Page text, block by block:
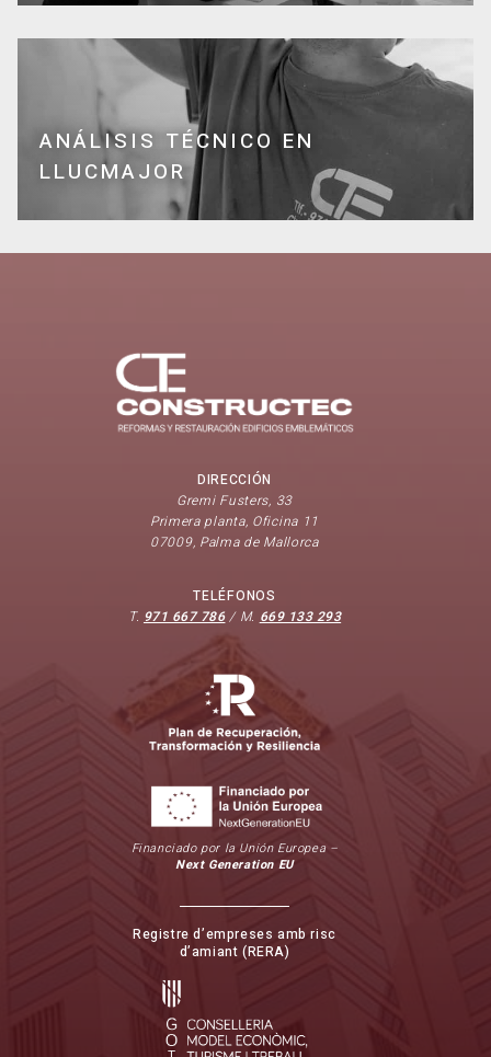
ANÁLISIS TÉCNICO EN
LLUCMAJOR
DIRECCIÓN
Gremi Fusters, 33
Primera planta, Oficina 11
07009, Palma de Mallorca
TELÉFONOS
T. 971 667 786/ M. 669 133 293
Financiado por la Unión Europea –
Next Generation EU
Registre d’empreses amb risc
d’amiant (RERA)